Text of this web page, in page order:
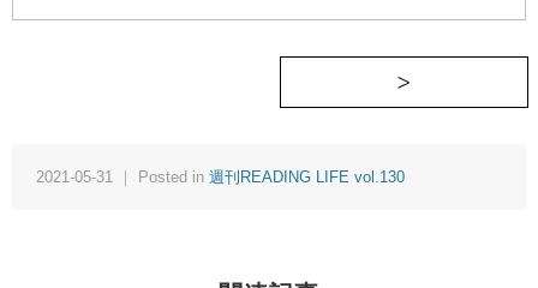
2021-05-31 ｜ Posted in 週刊READING LIFE vol.130